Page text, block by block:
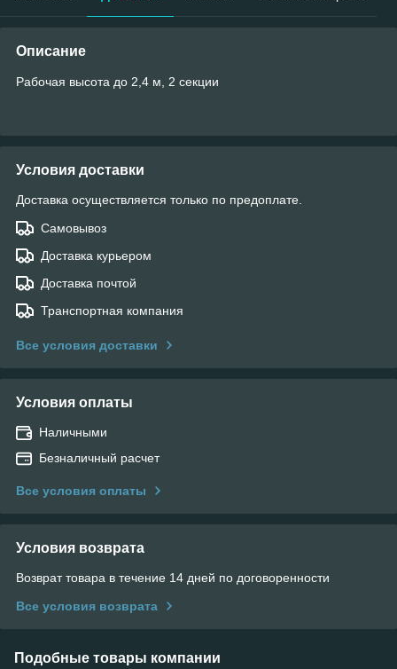
Описание
Рабочая высота до 2,4 м, 2 секции
Условия доставки
Доставка осуществляется только по предоплате.
Самовывоз
Доставка курьером
Доставка почтой
Транспортная компания
Все условия доставки
Условия оплаты
Наличными
Безналичный расчет
Все условия оплаты
Условия возврата
Возврат товара в течение 14 дней по договоренности
Все условия возврата
Подобные товары компании